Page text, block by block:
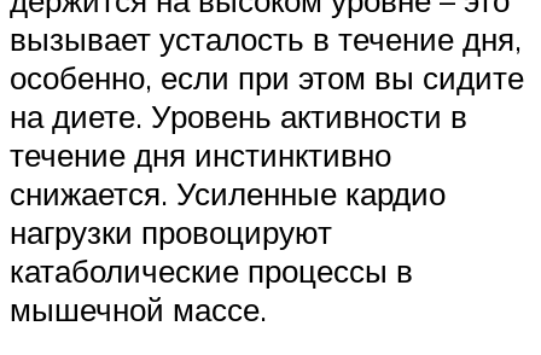
вызывает усталость в течение дня,
особенно, если при этом вы сидите
на диете. Уровень активности в
течение дня инстинктивно
снижается. Усиленные кардио
нагрузки провоцируют
катаболические процессы в
мышечной массе.